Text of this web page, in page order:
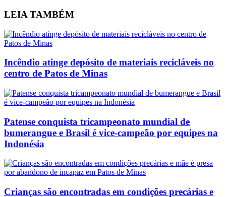
LEIA TAMBÉM
Incêndio atinge depósito de materiais recicláveis no
centro de Patos de Minas
Patense conquista tricampeonato mundial de
bumerangue e Brasil é vice-campeão por equipes na
Indonésia
Crianças são encontradas em condições precárias e